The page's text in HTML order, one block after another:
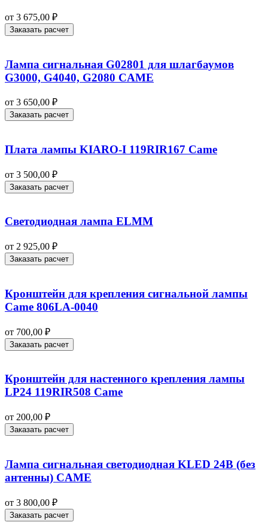
от 3 675,00 ₽
Заказать расчет
Лампа сигнальная G02801 для шлагбаумов
G3000, G4040, G2080 CAME
от 3 650,00 ₽
Заказать расчет
Плата лампы KIARO-I 119RIR167 Came
от 3 500,00 ₽
Заказать расчет
Светодиодная лампа ELMM
от 2 925,00 ₽
Заказать расчет
Кронштейн для крепления сигнальной лампы
Came 806LA-0040
от 700,00 ₽
Заказать расчет
Кронштейн для настенного крепления лампы
LP24 119RIR508 Came
от 200,00 ₽
Заказать расчет
Лампа сигнальная светодиодная KLED 24В (без
антенны) CAME
от 3 800,00 ₽
Заказать расчет